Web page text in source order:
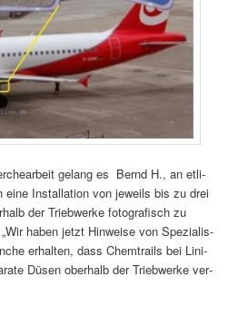
gelang es Bernd H., an etli­
eine Instal­la­ti­on von jeweils bis zu drei
der Trieb­wer­ke foto­gra­fisch zu
haben jetzt Hin­wei­se von Spe­zia­lis­
erhal­ten, dass Chem­trails bei Lini­
Düsen ober­halb der Trieb­wer­ke ver­